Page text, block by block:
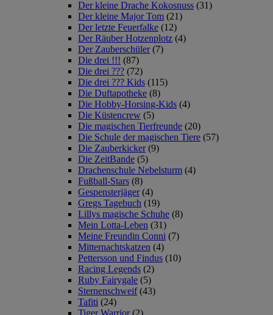
Der kleine Drache Kokosnuss (31)
Der kleine Major Tom (21)
Der letzte Feuerfalke (12)
Der Räuber Hotzenplotz (4)
Der Zauberschüler (7)
Die drei !!! (87)
Die drei ??? (72)
Die drei ??? Kids (115)
Die Duftapotheke (8)
Die Hobby-Horsing-Kids (4)
Die Küstencrew (5)
Die magischen Tierfreunde (20)
Die Schule der magischen Tiere (57)
Die Zauberkicker (9)
Die ZeitBande (5)
Drachenschule Nebelsturm (4)
Fußball-Stars (8)
Gespensterjäger (4)
Gregs Tagebuch (19)
Lillys magische Schuhe (8)
Mein Lotta-Leben (31)
Meine Freundin Conni (7)
Mitternachtskatzen (4)
Pettersson und Findus (10)
Racing Legends (2)
Ruby Fairygale (5)
Sternenschweif (43)
Tafiti (24)
Tiger Warrior (2)